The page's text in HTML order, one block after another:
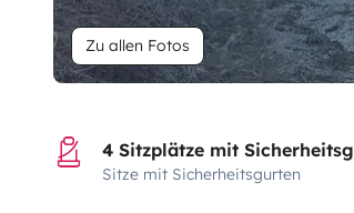
Zu allen Fotos
4 Sitzplätze mit
Sitze mit Sicherheitsgurten